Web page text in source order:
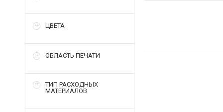
ЦВЕТА
ОБЛАСТЬ ПЕЧАТИ
ТИП РАСХОДНЫХ
МАТЕРИАЛОВ